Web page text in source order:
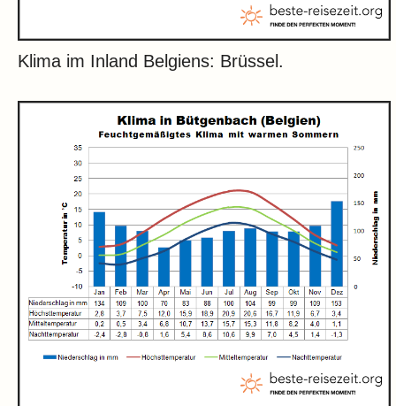
Klima im Inland Belgiens: Brüssel.